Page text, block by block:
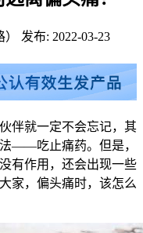
） 发布: 2022-03-23
伴就一定不会忘记，其
——吃止痛药。但是，
有作用，还会出现一些
家，偏头痛时，该怎么